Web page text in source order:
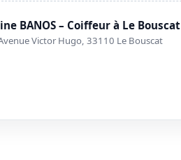
BANOS – Coiffeur à Le Bouscat
Victor Hugo, 33110 Le Bouscat